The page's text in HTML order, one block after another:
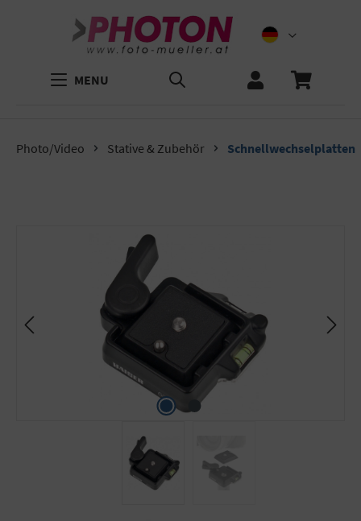
MENU
Photo/Video Stative & Zubehör Schnellwechselplatten
Bildergalerie überspringen